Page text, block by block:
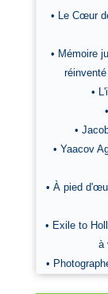
• Le Cœur
• Mémoire
•
•
• Yaacov
• À pied
• Exile to
à
•